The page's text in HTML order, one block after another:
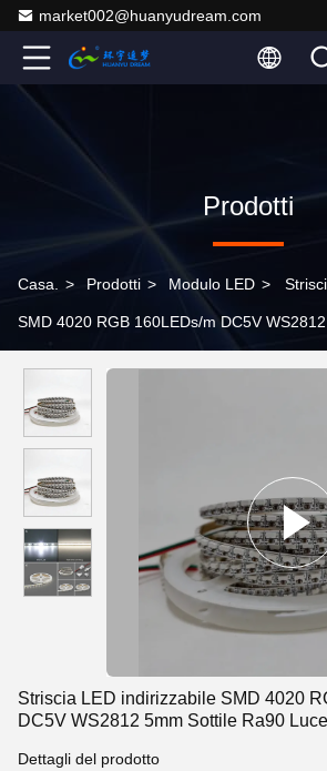
market002@huanyudream.com
Prodotti
Casa. > Prodotti > Modulo LED >
SMD 4020 RGB 160LEDs/m DC5V
Striscia LED indirizzabile SMD 4020
DC5V WS2812 5mm Sottile Ra90
Dettagli del prodotto